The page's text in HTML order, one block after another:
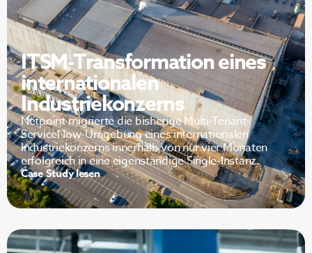
ITSM-Transformation eines
internationalen
Industriekonzerns
Netpoint migrierte die bisherige Multi-Tenant-
ServiceNow-Umgebung eines internationalen
Industriekonzerns innerhalb von nur vier Monaten
erfolgreich in eine eigenständige Single-Instanz.
Case Study lesen